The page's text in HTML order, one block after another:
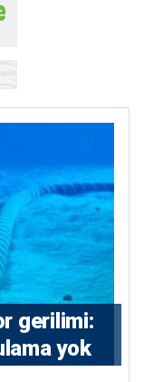
gerilimi:
yok